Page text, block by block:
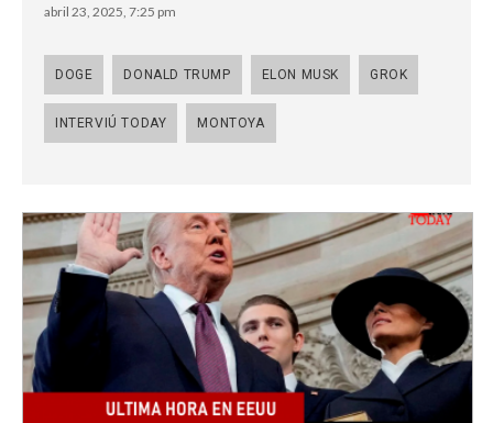
abril 23, 2025, 7:25 pm
DOGE DONALD TRUMP ELON MUSK GROK
INTERVIÚ TODAY MONTOYA